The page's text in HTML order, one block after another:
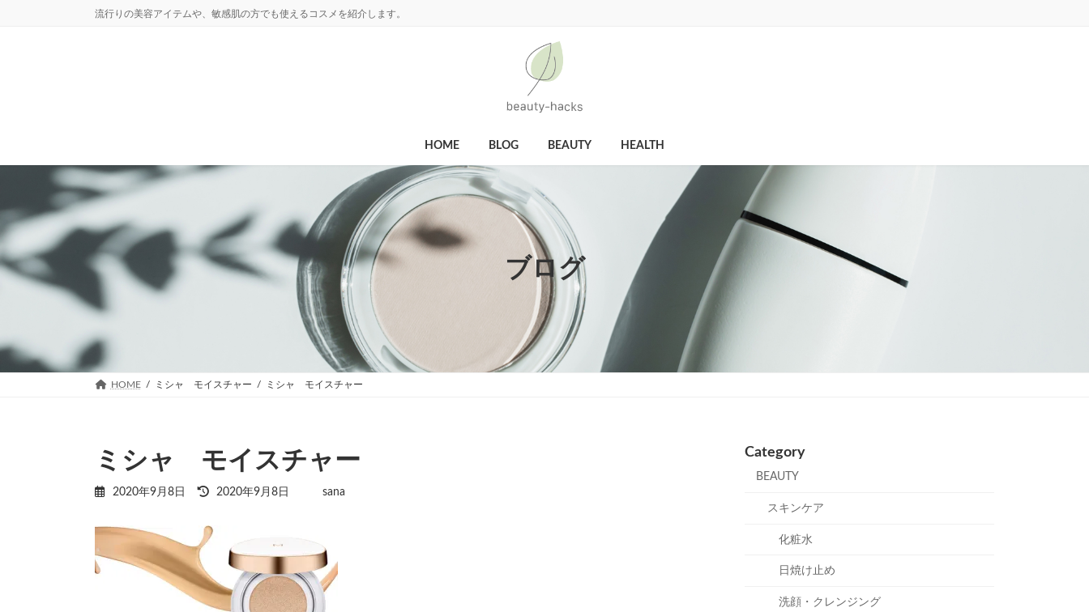
流行りの美容アイテムや、敏感肌の方でも使えるコスメを紹介します。
HOME BLOG BEAUTY HEALTH
ブログ
HOME ミシャ モイスチャー ミシャ モイスチャー
ミシャ モイスチャー
2020年9月8日
最
2020年9月8日 sana
Category
BEAUTY
スキンケア
化粧水
日焼け止め
洗顔・クレンジング